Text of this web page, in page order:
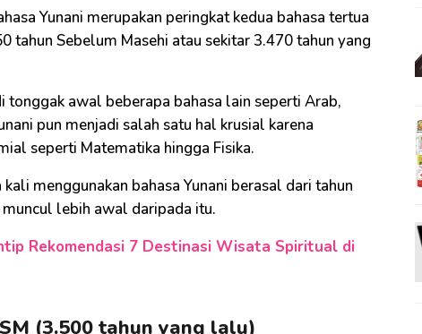
Yunani merupakan peringkat kedua bahasa tertua
tahun Sebelum Masehi atau sekitar 3.470 tahun yang
awal beberapa bahasa lain seperti Arab,
pun menjadi salah satu hal krusial karena
seperti Matematika hingga Fisika.
menggunakan bahasa Yunani berasal dari tahun
lebih awal daripada itu.
Rekomendasi 7 Destinasi Wisata Spiritual di
(3.500 tahun yang lalu)